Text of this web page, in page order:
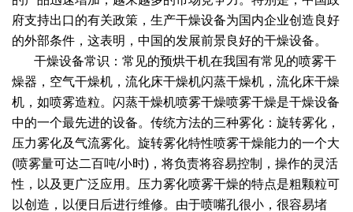
府支持出口的有关政策，生产干燥设备为国内企业创造良好
的外部条件，这表明，中国的发展前景良好的干燥设备。
干燥设备常识：常见的预烘干机在我国有常见的喷雾干
燥器，空气干燥机，流化床干燥机闪蒸干燥机，流化床干燥
机，如喷雾造粒。闪蒸干燥机喷雾干燥喷雾干燥是干燥设备
中的一个最先进的设备。传统方法的三种雾化：旋转雾化，
压力雾化及气流雾化。旋转雾化特性喷雾干燥能力的一个大
(喷雾量可达二百吨/小时)，将负责将容易控制，操作的灵活
性，以及更广泛应用。压力雾化喷雾干燥的特点是粗颗粒可
以创造，以便日后进行维修。由于喷嘴孔很小，很容易堵